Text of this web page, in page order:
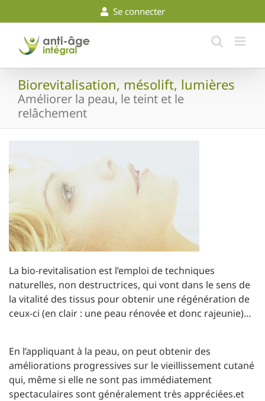
to
content
Se connecter
Biorevitalisation, mésolift, lumières
Améliorer la peau, le teint et le
relâchement
La bio-revitalisation est l’emploi de techniques
naturelles, non destructrices, qui vont dans le sens de
la vitalité des tissus pour obtenir une régénération de
ceux-ci (en clair : une peau rénovée et donc rajeunie)…
En l’appliquant à la peau, on peut obtenir des
améliorations progressives sur le vieillissement cutané
qui, même si elle ne sont pas immédiatement
spectaculaires sont généralement très appréciées.et